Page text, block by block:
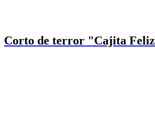
Corto de terror "Cajita